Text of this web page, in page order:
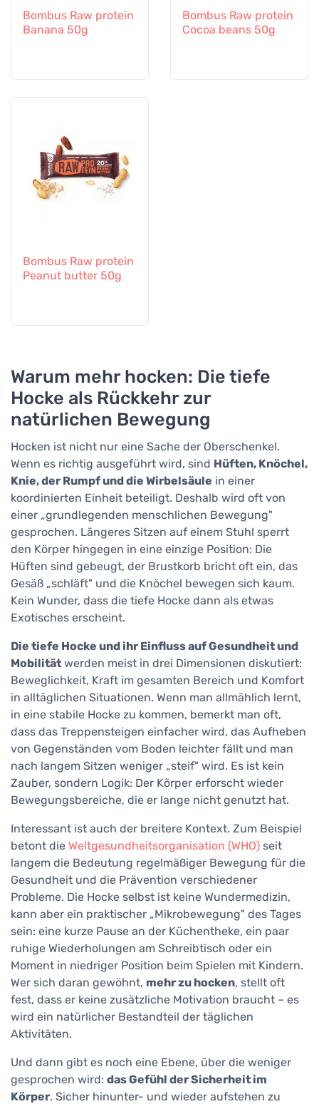
Bombus Raw protein
Banana 50g
Bombus Raw protein
Cocoa beans 50g
Bombus Raw protein
Peanut butter 50g
Warum mehr hocken: Die tiefe
Hocke als Rückkehr zur
natürlichen Bewegung
Hocken ist nicht nur eine Sache der Oberschenkel.
Wenn es richtig ausgeführt wird, sind Hüften, Knöchel,
Knie, der Rumpf und die Wirbelsäule in einer
koordinierten Einheit beteiligt. Deshalb wird oft von
einer „grundlegenden menschlichen Bewegung"
gesprochen. Längeres Sitzen auf einem Stuhl sperrt
den Körper hingegen in eine einzige Position: Die
Hüften sind gebeugt, der Brustkorb bricht oft ein, das
Gesäß „schläft" und die Knöchel bewegen sich kaum.
Kein Wunder, dass die tiefe Hocke dann als etwas
Exotisches erscheint.
Die tiefe Hocke und ihr Einfluss auf Gesundheit und
Mobilität werden meist in drei Dimensionen diskutiert:
Beweglichkeit, Kraft im gesamten Bereich und Komfort
in alltäglichen Situationen. Wenn man allmählich lernt,
in eine stabile Hocke zu kommen, bemerkt man oft,
dass das Treppensteigen einfacher wird, das Aufheben
von Gegenständen vom Boden leichter fällt und man
nach langem Sitzen weniger „steif" wird. Es ist kein
Zauber, sondern Logik: Der Körper erforscht wieder
Bewegungsbereiche, die er lange nicht genutzt hat.
Interessant ist auch der breitere Kontext. Zum Beispiel
betont die Weltgesundheitsorganisation (WHO) seit
langem die Bedeutung regelmäßiger Bewegung für die
Gesundheit und die Prävention verschiedener
Probleme. Die Hocke selbst ist keine Wundermedizin,
kann aber ein praktischer „Mikrobewegung" des Tages
sein: eine kurze Pause an der Küchentheke, ein paar
ruhige Wiederholungen am Schreibtisch oder ein
Moment in niedriger Position beim Spielen mit Kindern.
Wer sich daran gewöhnt, mehr zu hocken, stellt oft
fest, dass er keine zusätzliche Motivation braucht – es
wird ein natürlicher Bestandteil der täglichen
Aktivitäten.
Und dann gibt es noch eine Ebene, über die weniger
gesprochen wird: das Gefühl der Sicherheit im
Körper. Sicher hinunter- und wieder aufstehen zu